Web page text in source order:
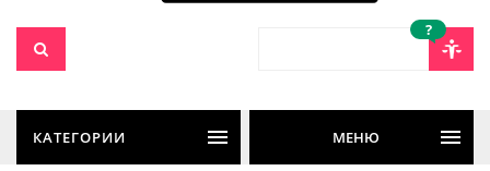
?
КАТЕГОРИИ МЕНЮ